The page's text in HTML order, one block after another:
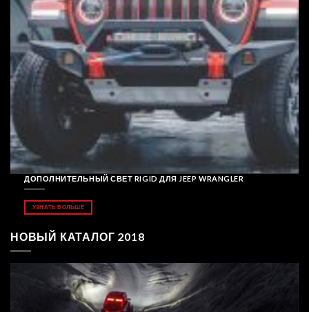
ДОПОЛНИТЕЛЬНЫЙ СВЕТ RIGID ДЛЯ JEEP WRANGLER
УЗНАТЬ БОЛЬШЕ
НОВЫЙ КАТАЛОГ 2018